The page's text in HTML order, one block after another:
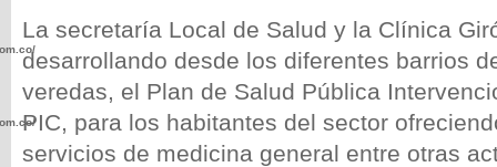
La secretaría Local de Salud y la Clínica
desarrollando desde los diferentes barrios
veredas, el Plan de Salud Pública
PIC, para los habitantes del sector
servicios de medicina general entre otras
wp-
wp-